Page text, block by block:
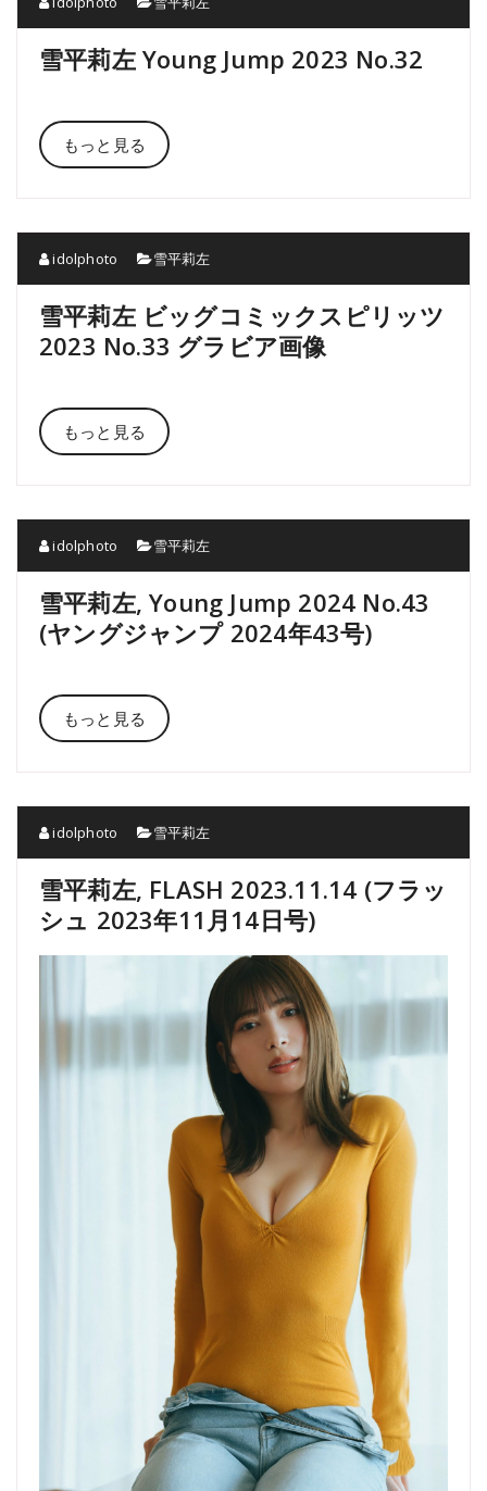
雪平莉左 Young Jump 2023 No.32
もっと見る
idolphoto 雪平莉左
雪平莉左 ビッグコミックスピリッツ
2023 No.33 グラビア画像
もっと見る
idolphoto 雪平莉左
雪平莉左, Young Jump 2024 No.43
(ヤングジャンプ 2024年43号)
もっと見る
idolphoto 雪平莉左
雪平莉左, FLASH 2023.11.14 (フラッ
シュ 2023年11月14日号)